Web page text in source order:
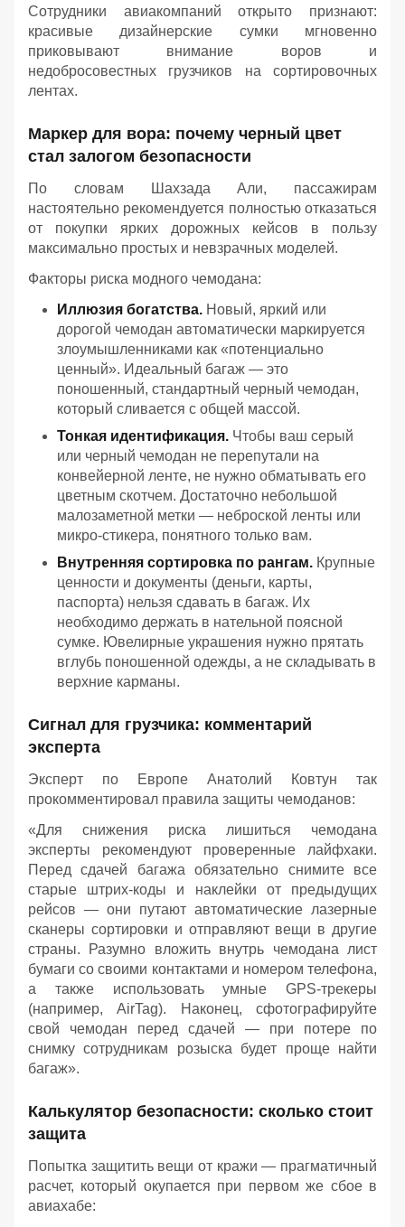
Сотрудники авиакомпаний открыто признают:
красивые дизайнерские сумки мгновенно
приковывают внимание воров и
недобросовестных грузчиков на сортировочных
лентах.
Маркер для вора: почему черный цвет
стал залогом безопасности
По словам Шахзада Али, пассажирам
настоятельно рекомендуется полностью отказаться
от покупки ярких дорожных кейсов в пользу
максимально простых и невзрачных моделей.
Факторы риска модного чемодана:
Иллюзия богатства. Новый, яркий или
дорогой чемодан автоматически маркируется
злоумышленниками как «потенциально
ценный». Идеальный багаж — это
поношенный, стандартный черный чемодан,
который сливается с общей массой.
Тонкая идентификация. Чтобы ваш серый
или черный чемодан не перепутали на
конвейерной ленте, не нужно обматывать его
цветным скотчем. Достаточно небольшой
малозаметной метки — неброской ленты или
микро-стикера, понятного только вам.
Внутренняя сортировка по рангам. Крупные
ценности и документы (деньги, карты,
паспорта) нельзя сдавать в багаж. Их
необходимо держать в нательной поясной
сумке. Ювелирные украшения нужно прятать
вглубь поношенной одежды, а не складывать в
верхние карманы.
Сигнал для грузчика: комментарий
эксперта
Эксперт по Европе Анатолий Ковтун так
прокомментировал правила защиты чемоданов:
«Для снижения риска лишиться чемодана
эксперты рекомендуют проверенные лайфхаки.
Перед сдачей багажа обязательно снимите все
старые штрих-коды и наклейки от предыдущих
рейсов — они путают автоматические лазерные
сканеры сортировки и отправляют вещи в другие
страны. Разумно вложить внутрь чемодана лист
бумаги со своими контактами и номером телефона,
а также использовать умные GPS-трекеры
(например, AirTag). Наконец, сфотографируйте
свой чемодан перед сдачей — при потере по
снимку сотрудникам розыска будет проще найти
багаж».
Калькулятор безопасности: сколько стоит
защита
Попытка защитить вещи от кражи — прагматичный
расчет, который окупается при первом же сбое в
авиахабе: